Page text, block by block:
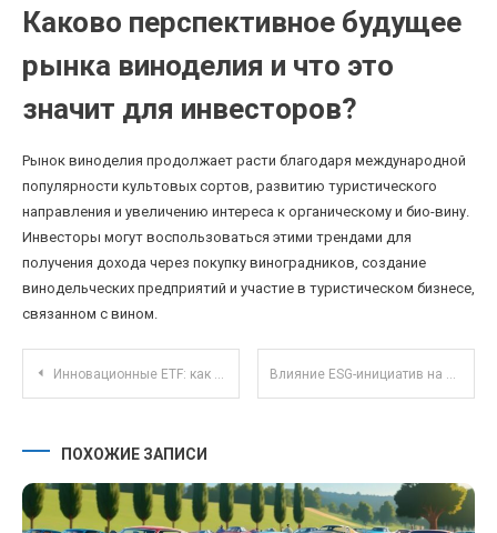
Каково перспективное будущее
рынка виноделия и что это
значит для инвесторов?
Рынок виноделия продолжает расти благодаря международной
популярности культовых сортов, развитию туристического
направления и увеличению интереса к органическому и био-вину.
Инвесторы могут воспользоваться этими трендами для
получения дохода через покупку виноградников, создание
винодельческих предприятий и участие в туристическом бизнесе,
связанном с вином.
Навигация по записям
Инновационные ETF: как токенизация активов меняет инвестиционный рынок Влияние ESG-инициатив на доходность российских компаний на фондовом рынке
ПОХОЖИЕ ЗАПИСИ